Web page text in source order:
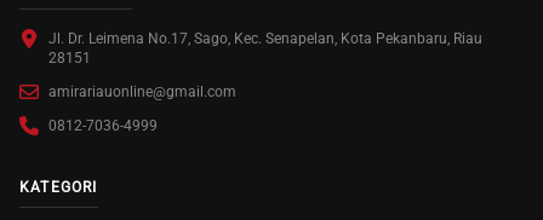
Jl. Dr. Leimena No.17, Sago, Kec. Senapelan, Kota Pekanbaru, Riau
28151
amirariauonline@gmail.com
0812-7036-4999
KATEGORI